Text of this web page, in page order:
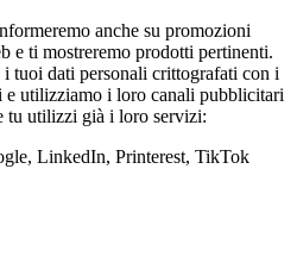
anche su promozioni
e ti mostreremo prodotti pertinenti.
tuoi dati personali crittografati con i
e utilizziamo i loro canali pubblicitari
tu utilizzi già i loro servizi:
LinkedIn, Printerest, TikTok